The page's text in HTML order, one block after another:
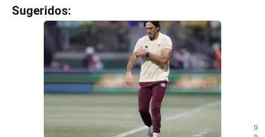
Sugeridos:
0